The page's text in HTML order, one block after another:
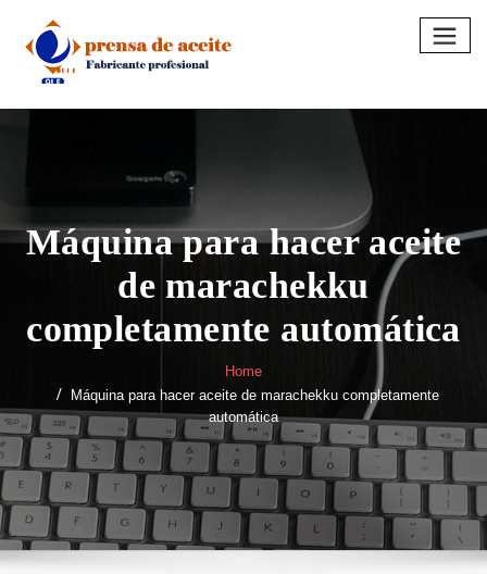
content
Máquina para hacer aceite
de marachekku
completamente automática
Home
Máquina para hacer aceite de marachekku completamente
automática